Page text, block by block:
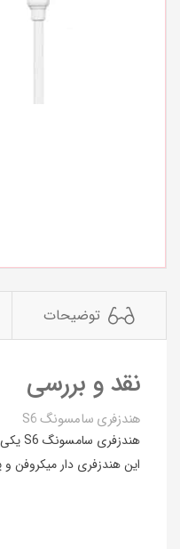
توضیحات
نقد و بررسی
هندزفری سامسونگ S6
هندزفری سامسونگ S6 یکی از انواع
این هندزفری دار میکروفن